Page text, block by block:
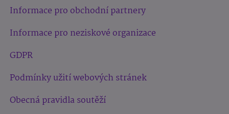
Informace pro obchodní partnery
Informace pro neziskové organizace
GDPR
Podmínky užití webových stránek
Obecná pravidla soutěží